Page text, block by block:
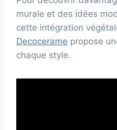
murale et des idées
cette intégration
Decocerame propose
chaque style.